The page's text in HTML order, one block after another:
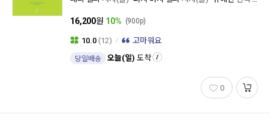
16,200원 10% (900p)
10.0 (12) 고마워요
당일배송 오늘(일) 도착
0